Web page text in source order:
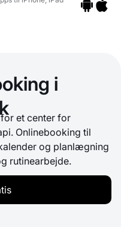
i
et center for
Onlinebooking til
og planlægning
rutinearbejde.